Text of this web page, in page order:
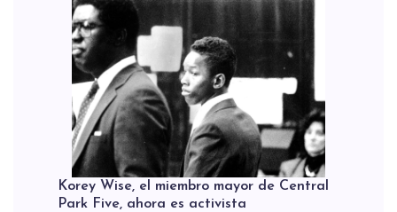
Korey Wise, el miembro mayor de Central
Park Five, ahora es activista